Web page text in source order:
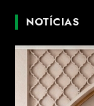
NOTÍCIAS